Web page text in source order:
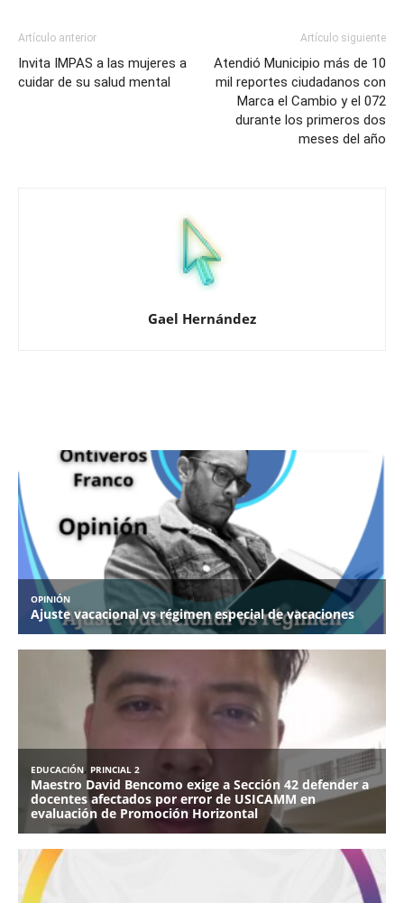
Artículo anterior
Invita IMPAS a las mujeres a
cuidar de su salud mental
Artículo siguiente
Atendió Municipio más de 10
mil reportes ciudadanos con
Marca el Cambio y el 072
durante los primeros dos
meses del año
Gael Hernández